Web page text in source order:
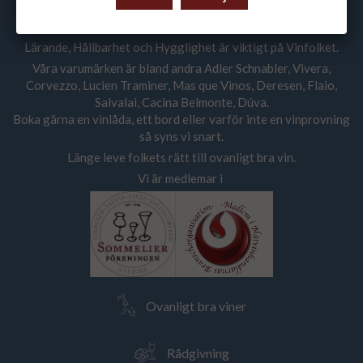
Vi ger råd och vägleder våra kunder att skapa sin vinstil med
Lärande, Hållbarhet och Hygglighet är viktigt på Vinfolket.
Våra varumärken är bland andra Adler Schnabler, Vivera,
Corvezzo, Lucien Traminer, Mas que Vinos, Deresen, Flaio,
Salvalai, Cacina Belmonte, Dúva.
Boka gärna en vinlåda, ett bord eller varför inte en vinprovning
så syns vi snart.
Länge leve folkets rätt till ovanligt bra vin.
Vi är medlemar i
Ovanligt bra viner
Rådgivning